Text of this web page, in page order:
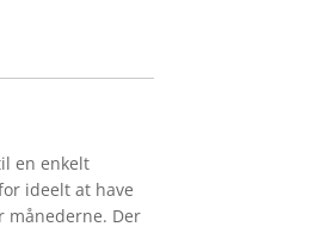
en enkelt
ideelt at have
månederne. Der